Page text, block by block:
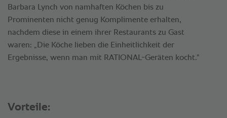
Barbara Lynch von namhaften Köchen bis zu
Prominenten nicht genug Komplimente erhalten,
nachdem diese in einem ihrer Restaurants zu Gast
waren: „Die Köche lieben die Einheitlichkeit der
Ergebnisse, wenn man mit RATIONAL-Geräten kocht."
Vorteile: